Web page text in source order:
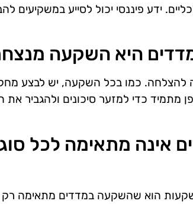
ידע פיננסי יכול לסייע במשקיעים
להצלחה. כמו בכל השקעה, יש לבצע
כדי למזער סיכונים ולהגביר את
אינה מתאימה לכל
הוא שהשקעה במדדים מתאימה רק